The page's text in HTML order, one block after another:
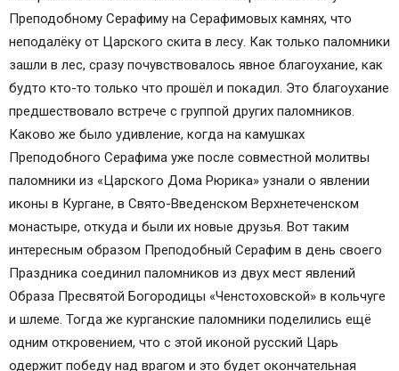
Преподобному Серафиму на Серафимовых камнях, что
неподалёку от Царского скита в лесу. Как только паломники
зашли в лес, сразу почувствовалось явное благоухание, как
будто кто-то только что прошёл и покадил. Это благоухание
предшествовало встрече с группой других паломников.
Каково же было удивление, когда на камушках
Преподобного Серафима уже после совместной молитвы
паломники из «Царского Дома Рюрика» узнали о явлении
иконы в Кургане, в Свято-Введенском Верхнетеченском
монастыре, откуда и были их новые друзья. Вот таким
интересным образом Преподобный Серафим в день своего
Праздника соединил паломников из двух мест явлений
Образа Пресвятой Богородицы «Ченстоховской» в кольчуге
и шлеме. Тогда же курганские паломники поделились ещё
одним откровением, что с этой иконой русский Царь
одержит победу над врагом и это будет окончательная